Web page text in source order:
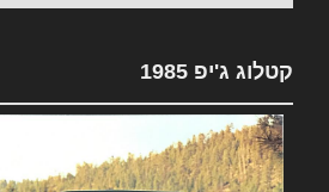
קטלוג ג'יפ 1985